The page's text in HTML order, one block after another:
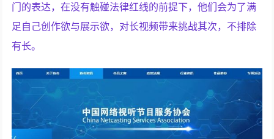
门的表达，在没有触碰法律红线的前提下，他们会为了满
足自己创作欲与展示欲，对长视频带来挑战其次，不排除
有长。